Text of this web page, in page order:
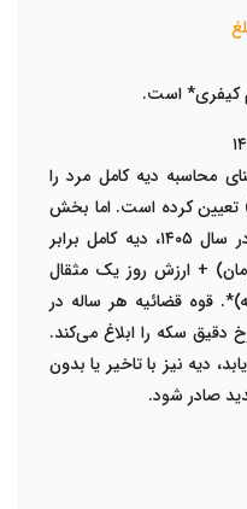
کیفری* است.
مبنای محاسبه دیه کامل مرد را
تومان) تعیین کرده است. اما بخش
متغیر آن، «ارزش روز طلا» است. در سال ۱۴۰۵، دیه کامل برابر
میلیون تومان) + ارزش روز یک مثقال
*. قوه قضائیه هر ساله در
دقیق سکه را ابلاغ می‌کند.
دیه نیز با تاخیر یا بدون
صادر شود.